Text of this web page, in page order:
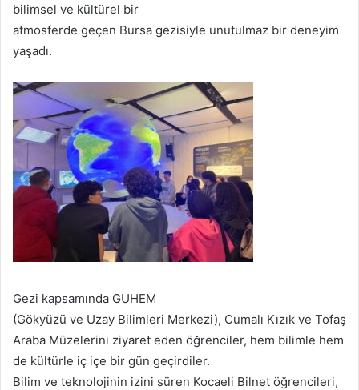
bilimsel ve kültürel bir
atmosferde geçen Bursa gezisiyle unutulmaz bir deneyim
yaşadı.
Gezi kapsamında GUHEM
(Gökyüzü ve Uzay Bilimleri Merkezi), Cumalı Kızık ve Tofaş
Araba Müzelerini ziyaret eden öğrenciler, hem bilimle hem
de kültürle iç içe bir gün geçirdiler.
Bilim ve teknolojinin izini süren Kocaeli Bilnet öğrencileri,